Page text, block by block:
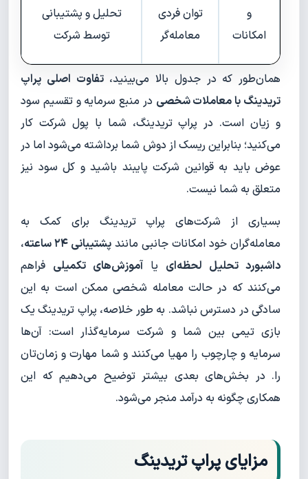
و
امکانات
توان فردی
معامله‌گر
تحلیل و پشتیبانی
توسط شرکت
همان‌طور که در جدول بالا می‌بینید،تفاوت اصلی پراپ
تریدینگ با معاملات شخصی در منبع سرمایه و تقسیم سود
و زیان است. در پراپ تریدینگ، شما با پول شرکت کار
می‌کنید؛ بنابراین ریسک از دوش شما برداشته می‌شود اما در
عوض باید به قوانین شرکت پایبند باشید و کل سود نیز
متعلق به شما نیست.
بسیاری از شرکت‌های پراپ تریدینگ برای کمک به
معامله‌گران خود امکانات جانبی مانند پشتیبانی ۲۴ ساعته
،
داشبورد تحلیل لحظه‌ای یا آموزش‌های تکمیلی فراهم
می‌کنند که در حالت معامله شخصی ممکن است به این
سادگی در دسترس نباشد. به طور خلاصه، پراپ تریدینگ یک
بازی تیمی بین شما و شرکت سرمایه‌گذار است: آن‌ها
سرمایه و چارچوب را مهیا می‌کنند و شما مهارت و زمان‌تان
را. در بخش‌های بعدی بیشتر توضیح می‌دهیم که این
همکاری چگونه به درآمد منجر می‌شود.
مزایای پراپ تریدینگ